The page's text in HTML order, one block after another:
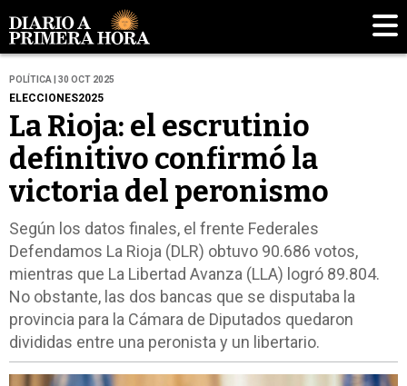
POLÍTICA | 30 OCT 2025
ELECCIONES2025
La Rioja: el escrutinio
definitivo confirmó la
victoria del peronismo
Según los datos finales, el frente Federales
Defendamos La Rioja (DLR) obtuvo 90.686 votos,
mientras que La Libertad Avanza (LLA) logró 89.804.
No obstante, las dos bancas que se disputaba la
provincia para la Cámara de Diputados quedaron
divididas entre una peronista y un libertario.